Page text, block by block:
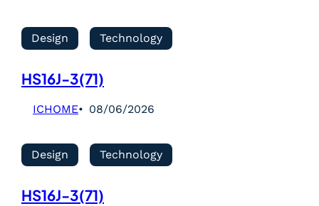
Design Technology
HS16J-3(71)
ICHOME 08/06/2026
Design Technology
HS16J-3(71)